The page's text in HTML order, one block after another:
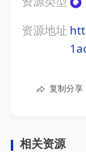
资源地址
复制分享
相关资源